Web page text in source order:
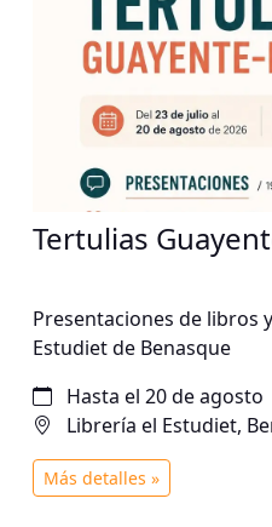
Tertulias
Presentaciones de libros
Estudiet de Benasque
Hasta el 20 de agosto
Librería el Estudiet,
Más detalles »